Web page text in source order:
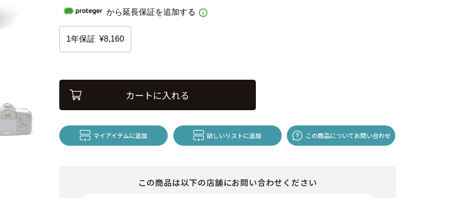
カートに入れる
マイアイテムに追加 欲しいリストに追加 この商品についてお問い合わせ
この商品は以下の店舗にお問い合わせください